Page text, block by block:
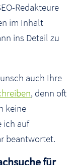
Redakteure
im Inhalt
ins Detail zu
auch Ihre
, denn oft
keine
ich auf
beantwortet.
für